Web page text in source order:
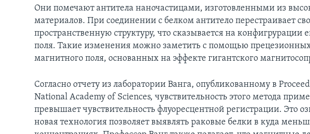
Они помечают антитела наночастицами, изготовленными из
материалов. При соединении с белком антитело перестраивает
пространственную структуру, что сказывается на конфигрурации
поля. Такие изменения можно заметить с помощью
магнитного поля, основанных на эффекте гигантского
Согласно отчету из лаборатории Ванга, опубликованному в
National Academy of Sciences, чувствительность этого метода
превышает чувствительность флуоресцентной регистрации. Это
новая технология позволяет выявлять раковые белки в куда